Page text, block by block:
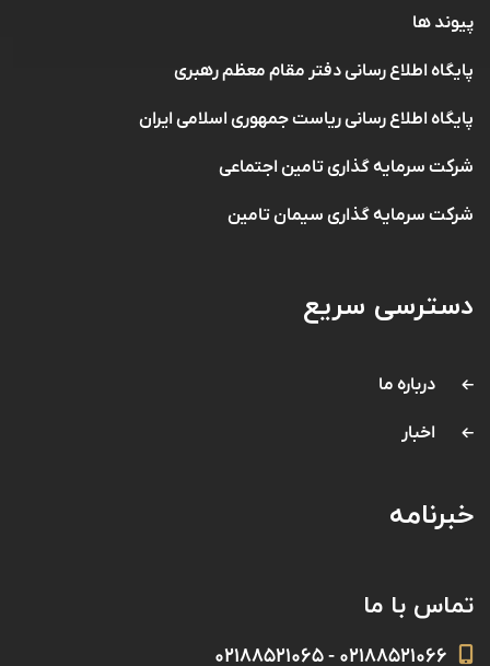
پیوند ها
پایگاه اطلاع رسانی دفتر مقام معظم رهبری
پایگاه اطلاع رسانی ریاست جمهوری اسلامی ایران
شرکت سرمایه گذاری تامین اجتماعی
شرکت سرمایه گذاری سیمان تامین
دسترسی سریع
درباره ما
اخبار
خبرنامه
تماس با ما
۰۲۱۸۸۵۲۱۰۶۶ - ۰۲۱۸۸۵۲۱۰۶۵